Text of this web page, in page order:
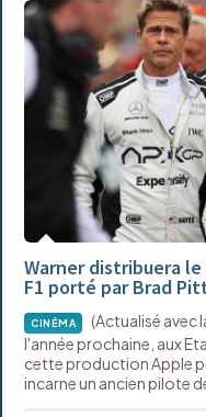
Warner distribuera
F1 porté par Brad
CINÉMA
(Actualisé avec
l'année prochaine, aux
cette production Apple
incarne un ancien pilote